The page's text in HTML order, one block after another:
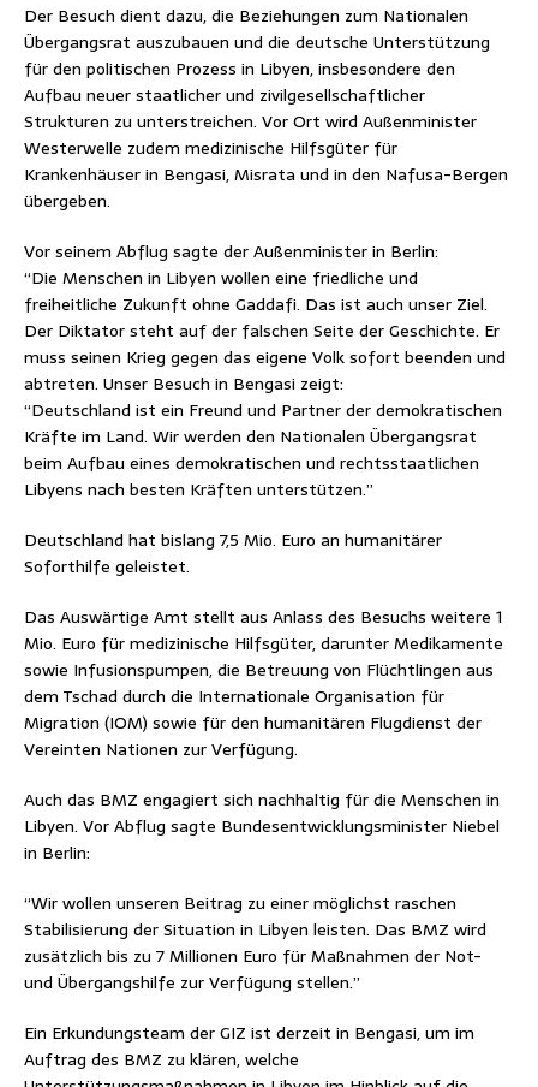
Der Besuch dient dazu, die Beziehungen zum Nationalen
Übergangsrat auszubauen und die deutsche Unterstützung
für den politischen Prozess in Libyen, insbesondere den
Aufbau neuer staatlicher und zivilgesellschaftlicher
Strukturen zu unterstreichen. Vor Ort wird Außenminister
Westerwelle zudem medizinische Hilfsgüter für
Krankenhäuser in Bengasi, Misrata und in den Nafusa-Bergen
übergeben.
Vor seinem Abflug sagte der Außenminister in Berlin:
“Die Menschen in Libyen wollen eine friedliche und
freiheitliche Zukunft ohne Gaddafi. Das ist auch unser Ziel.
Der Diktator steht auf der falschen Seite der Geschichte. Er
muss seinen Krieg gegen das eigene Volk sofort beenden und
abtreten. Unser Besuch in Bengasi zeigt:
“Deutschland ist ein Freund und Partner der demokratischen
Kräfte im Land. Wir werden den Nationalen Übergangsrat
beim Aufbau eines demokratischen und rechtsstaatlichen
Libyens nach besten Kräften unterstützen.”
Deutschland hat bislang 7,5 Mio. Euro an humanitärer
Soforthilfe geleistet.
Das Auswärtige Amt stellt aus Anlass des Besuchs weitere 1
Mio. Euro für medizinische Hilfsgüter, darunter Medikamente
sowie Infusionspumpen, die Betreuung von Flüchtlingen aus
dem Tschad durch die Internationale Organisation für
Migration (IOM) sowie für den humanitären Flugdienst der
Vereinten Nationen zur Verfügung.
Auch das BMZ engagiert sich nachhaltig für die Menschen in
Libyen. Vor Abflug sagte Bundesentwicklungsminister Niebel
in Berlin:
“Wir wollen unseren Beitrag zu einer möglichst raschen
Stabilisierung der Situation in Libyen leisten. Das BMZ wird
zusätzlich bis zu 7 Millionen Euro für Maßnahmen der Not-
und Übergangshilfe zur Verfügung stellen.”
Ein Erkundungsteam der GIZ ist derzeit in Bengasi, um im
Auftrag des BMZ zu klären, welche